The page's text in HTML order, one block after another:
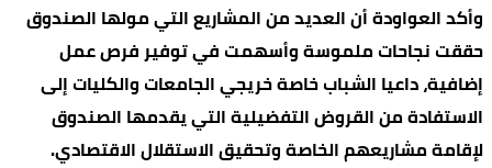
وأكد العواودة أن العديد من المشاريع التي مولها الصندوق
حققت نجاحات ملموسة وأسهمت في توفير فرص عمل
إضافية، داعيا الشباب خاصة خريجي الجامعات والكليات إلى
الاستفادة من القروض التفضيلية التي يقدمها الصندوق
لإقامة مشاريعهم الخاصة وتحقيق الاستقلال الاقتصادي.